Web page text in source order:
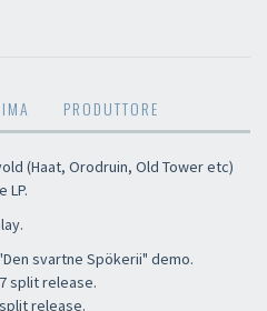
PRODUTTORE
(Haat, Orodruin, Old Tower etc)
LP.
svartne Spökerii" demo.
split release.
release.